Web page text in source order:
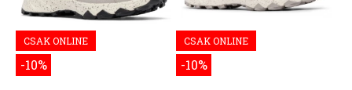
CSAK ONLINE
-10%
CSAK ONLINE
-10%